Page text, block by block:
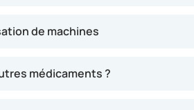
de machines
médicaments ?